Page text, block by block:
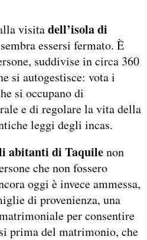
visitadell’isola di
essersi fermato. È
suddivise in circa 360
si autogestisce: vota i
si occupano di
e di regolare la vita della
leggi degli incas.
abitanti di Taquilenon
che non fossero
oggi è invece ammessa,
di provenienza, una
per consentire
prima del matrimonio, che